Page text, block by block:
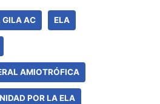
GILA AC ELA
AMIOTRÓFICA
POR LA ELA